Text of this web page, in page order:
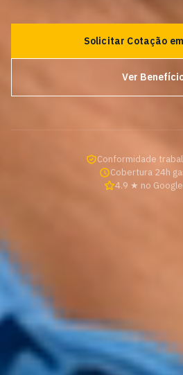
Solicitar Cotação
Ver
Conformidade
Cobertura 24h
4.9 ★ no